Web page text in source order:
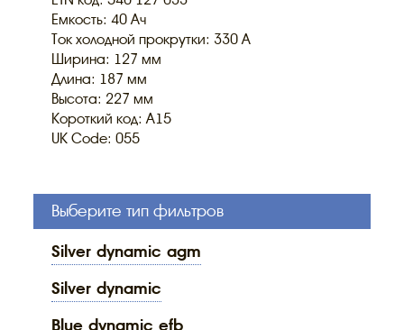
Емкость: 40 Ач
Ток холодной прокрутки: 330 A
Ширина: 127 мм
Длина: 187 мм
Высота: 227 мм
Короткий код: A15
UK Code: 055
Выберите тип фильтров
silver dynamic agm
silver dynamic
blue dynamic efb